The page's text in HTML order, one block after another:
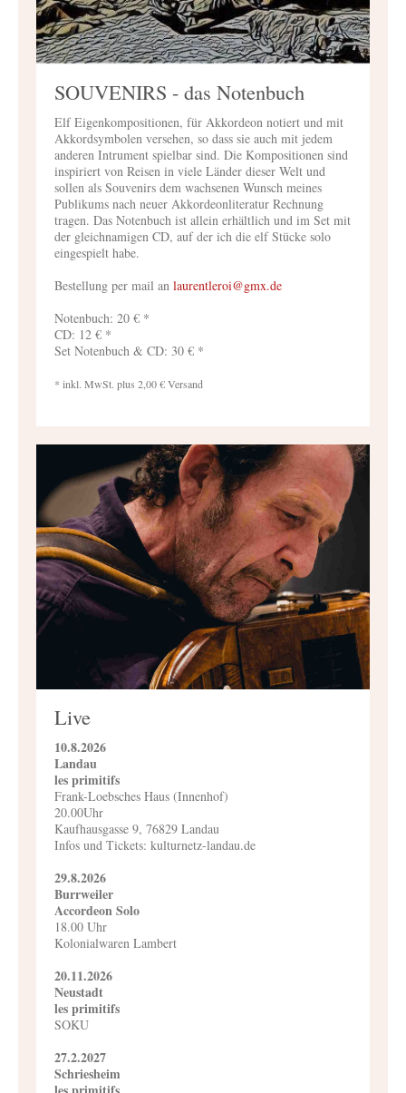
SOUVENIRS - das Notenbuch
Elf Eigenkompositionen, für Akkordeon notiert und mit
Akkordsymbolen versehen, so dass sie auch mit jedem
anderen Intrument spielbar sind. Die Kompositionen sind
inspiriert von Reisen in viele Länder dieser Welt und
sollen als Souvenirs dem wachsenen Wunsch meines
Publikums nach neuer Akkordeonliteratur Rechnung
tragen. Das Notenbuch ist allein erhältlich und im Set mit
der gleichnamigen CD, auf der ich die elf Stücke solo
eingespielt habe.
Bestellung per mail an laurentleroi@gmx.de
Notenbuch: 20 € *
CD: 12 € *
Set Notenbuch & CD: 30 € *
* inkl. MwSt. plus 2,00 € Versand
Live
10.8.2026
Landau
les primitifs
Frank-Loebsches Haus (Innenhof)
20.00Uhr
Kaufhausgasse 9, 76829 Landau
Infos und Tickets: kulturnetz-landau.de
29.8.2026
Burrweiler
Accordeon Solo
18.00 Uhr
Kolonialwaren Lambert
20.11.2026
Neustadt
les primitifs
SOKU
27.2.2027
Schriesheim